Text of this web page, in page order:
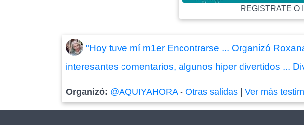
REGISTRATE O
"Hoy tuve mí m1er Encontrarse ... Organizó
interesantes comentarios, algunos hiper divertidos ...
Organizó: @AQUIYAHORA-Otras salidas |Ver más